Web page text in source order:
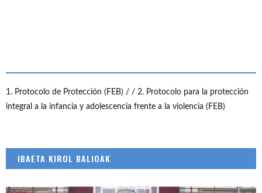
1. Protocolo de Protección (FEB) / / 2. Protocolo para la protección
integral a la infancia y adolescencia frente a la violencia (FEB)
IBAETA KIROL BALIOAK